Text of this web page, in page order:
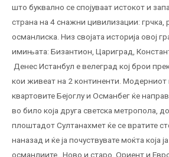
што буквално се спојуваат истокот и
страна на 4 снажни цивилизации: грчка,
османлиска. Низ својата историја овој
имињата: Бизантион, Цариград,
Денес Истанбул е велеград кој брои
кои живеат на 2 континенти.
квартовите Бејоглу и Османбег ќе
во било која друга светска метропола,
плоштадот Султанахмет ќе се вратите
наназад и ќе ја почуствувате моќта која
османлиите…Ново и старо, Ориент и